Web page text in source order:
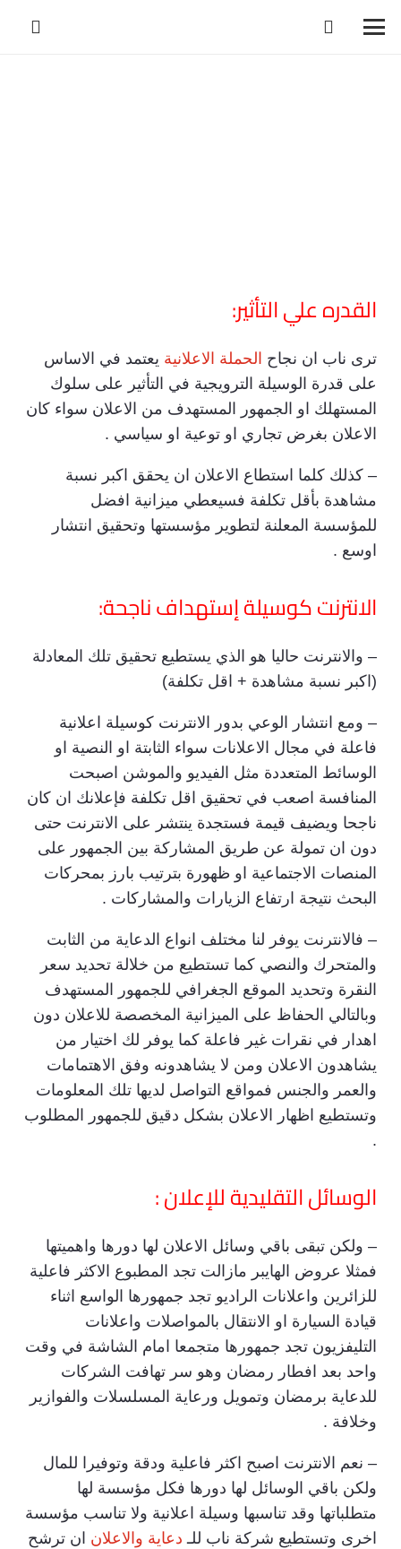
القدره علي التأثير:
ترى ناب ان نجاح الحملة الاعلانية يعتمد في الاساس
على قدرة الوسيلة الترويجية في التأثير على سلوك
المستهلك او الجمهور المستهدف من الاعلان سواء كان
الاعلان بغرض تجاري او توعية او سياسي .
– كذلك كلما استطاع الاعلان ان يحقق اكبر نسبة
مشاهدة بأقل تكلفة فسيعطي ميزانية افضل
للمؤسسة المعلنة لتطوير مؤسستها وتحقيق انتشار
اوسع .
الانترنت كوسيلة إستهداف ناجحة:
– والانترنت حاليا هو الذي يستطيع تحقيق تلك المعادلة
(اكبر نسبة مشاهدة + اقل تكلفة)
– ومع انتشار الوعي بدور الانترنت كوسيلة اعلانية
فاعلة في مجال الاعلانات سواء الثابتة او النصية او
الوسائط المتعددة مثل الفيديو والموشن اصبحت
المنافسة اصعب في تحقيق اقل تكلفة فإعلانك ان كان
ناجحا ويضيف قيمة فستجدة ينتشر على الانترنت حتى
دون ان تمولة عن طريق المشاركة بين الجمهور على
المنصات الاجتماعية او ظهورة بترتيب بارز بمحركات
البحث نتيجة ارتفاع الزيارات والمشاركات .
– فالانترنت يوفر لنا مختلف انواع الدعاية من الثابت
والمتحرك والنصي كما تستطيع من خلالة تحديد سعر
النقرة وتحديد الموقع الجغرافي للجمهور المستهدف
وبالتالي الحفاظ على الميزانية المخصصة للاعلان دون
اهدار في نقرات غير فاعلة كما يوفر لك اختيار من
يشاهدون الاعلان ومن لا يشاهدونه وفق الاهتمامات
والعمر والجنس فمواقع التواصل لديها تلك المعلومات
وتستطيع اظهار الاعلان بشكل دقيق للجمهور المطلوب
.
الوسائل التقليدية للإعلان :
– ولكن تبقى باقي وسائل الاعلان لها دورها واهميتها
فمثلا عروض الهايبر مازالت تجد المطبوع الاكثر فاعلية
للزائرين واعلانات الراديو تجد جمهورها الواسع اثناء
قيادة السيارة او الانتقال بالمواصلات واعلانات
التليفزيون تجد جمهورها متجمعا امام الشاشة في وقت
واحد بعد افطار رمضان وهو سر تهافت الشركات
للدعاية برمضان وتمويل ورعاية المسلسلات والفوازير
وخلافة .
– نعم الانترنت اصبح اكثر فاعلية ودقة وتوفيرا للمال
ولكن باقي الوسائل لها دورها فكل مؤسسة لها
متطلباتها وقد تناسبها وسيلة اعلانية ولا تناسب مؤسسة
اخرى وتستطيع شركة ناب للـ دعاية والاعلان ان ترشح